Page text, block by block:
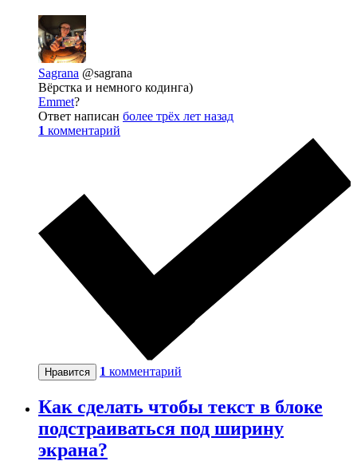
Sagrana @sagrana
Вёрстка и немного кодинга)
Emmet?
Ответ написан более трёх лет назад
1 комментарий
Нравится 1 комментарий
Как сделать чтобы текст в блоке
подстраиваться под ширину
экрана?